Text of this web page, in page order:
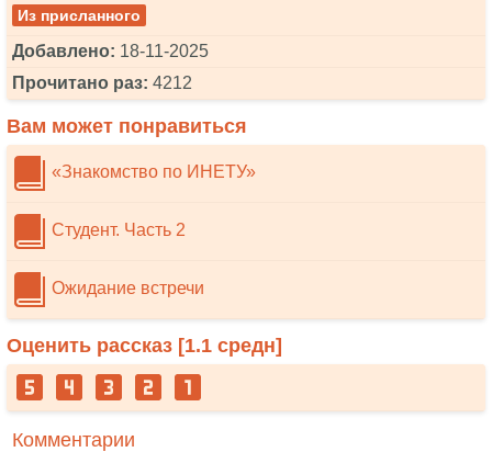
Из присланного
Добавлено: 18-11-2025
Прочитано раз: 4212
Вам может понравиться
«Знакомство по ИНЕТУ»
Студент. Часть 2
Ожидание встречи
Оценить рассказ [1.1 средн]
Комментарии